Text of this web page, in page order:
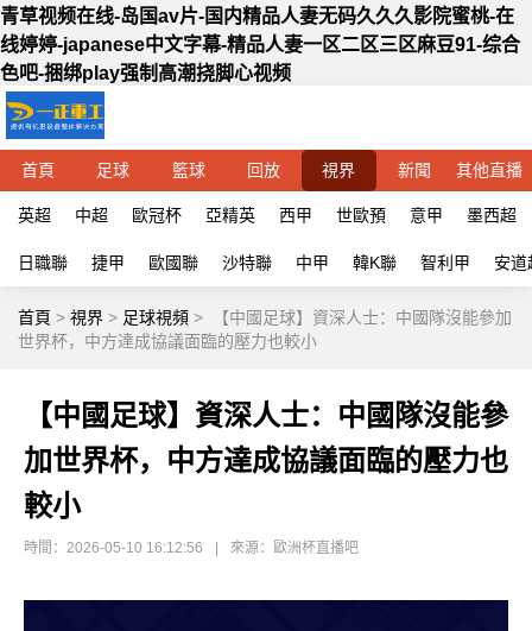
青草视频在线-岛国av片-国内精品人妻无码久久久影院蜜桃-在
线婷婷-japanese中文字幕-精品人妻一区二区三区麻豆91-综合
色吧-捆绑play强制高潮挠脚心视频
首頁 足球 籃球 回放 視界 新聞 其他直播
英超 中超 歐冠杯 亞精英 西甲 世歐預 意甲 墨西超
日職聯 捷甲 歐國聯 沙特聯 中甲 韓K聯 智利甲 安道
首頁 > 視界 > 足球視頻 >
【中國足球】資深人士：中國隊沒能參加
世界杯，中方達成協議面臨的壓力也較小
【中國足球】資深人士：中國隊沒能參
加世界杯，中方達成協議面臨的壓力也
較小
時間：2026-05-10 16:12:56 來源：歐洲杯直播吧